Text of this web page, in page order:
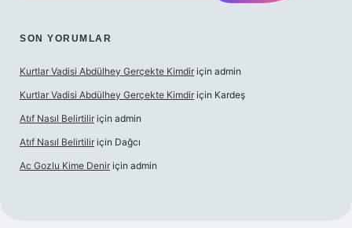
SON YORUMLAR
Kurtlar Vadisi Abdülhey Gerçekte Kimdir için admin
Kurtlar Vadisi Abdülhey Gerçekte Kimdir için Kardeş
Atıf Nasıl Belirtilir için admin
Atıf Nasıl Belirtilir için Dağcı
Ac Gozlu Kime Denir için admin